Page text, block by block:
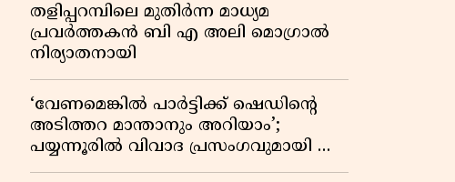
തളിപ്പറമ്പിലെ മുതിർന്ന മാധ്യമ
പ്രവർത്തകൻ ബി എ അലി മൊഗ്രാൽ
നിര്യാതനായി
‘വേണമെങ്കിൽ പാർട്ടിക്ക് ഷെഡിൻ്റെ
അടിത്തറ മാന്താനും അറിയാം’;
പയ്യന്നൂരിൽ വിവാദ പ്രസംഗവുമായി കെ
കെ രാഗേഷ്